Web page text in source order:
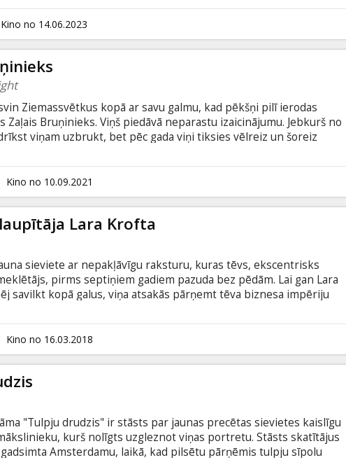
Kino no 14.06.2023
Ziemassvētkus kopā ar savu galmu, kad pēkšņi pilī ierodas
Zaļais Bruņinieks. Viņš piedāvā neparastu izaicinājumu. Jebkurš no
viņam uzbrukt, bet pēc gada viņi tiksies vēlreiz un šoreiz
pleciem, Bruņinieks atgādina par tikšanos pēc gada un nozūd.
ir jāpilda savs solījums. Filma angļu valodā ar subtitriem
valodā.
Kino no 10.09.2021
Lara Krofta
sieviete ar nepakļāvīgu raksturu, kuras tēvs, ekscentrisks
pirms septiņiem gadiem pazuda bez pēdām. Lai gan Lara
savilkt kopā galus, viņa atsakās pārņemt tēva biznesa impēriju
Lara dodas briesmu pilnā ceļojumā uz kādu nomaļu salu,
pēdējo reizi. Viņas vienīgie ieroči ir asais prāts, aklā ticība un
angļu valodā ar subtitriem latviešu un krievu valodā. Seansi 2D
Kino no 16.03.2018
"Tulpju drudzis" ir stāsts par jaunas precētas sievietes kaislīgu
kurš nolīgts uzgleznot viņas portretu. Stāsts skatītājus
Amsterdamu, laikā, kad pilsētu pārņēmis tulpju sīpolu